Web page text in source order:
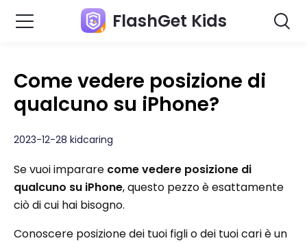
FlashGet Kids
Come vedere posizione di
qualcuno su iPhone?
2023-12-28 kidcaring
Se vuoi imparare come vedere posizione di
qualcuno su iPhone, questo pezzo è esattamente
ciò di cui hai bisogno.
Conoscere posizione dei tuoi figli o dei tuoi cari è un